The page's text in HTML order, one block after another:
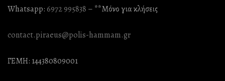
Whatsapp:6972 995838 – **Mόνο για κλήσεις
contact.piraeus@polis-hammam.gr
ΓΕΜΗ: 144380809001